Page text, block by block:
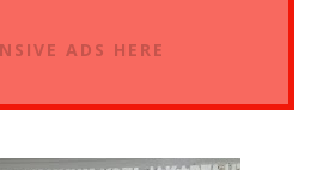
ADS HERE